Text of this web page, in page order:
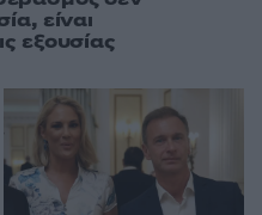
είναι
εξουσίας